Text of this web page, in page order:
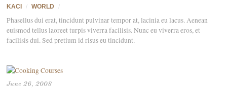
KACI / WORLD /
Phasellus dui erat, tincidunt pulvinar tempor at, lacinia eu lacus. Aenean
euismod tellus laoreet turpis viverra facilisis. Nunc eu viverra eros, et
facilisis dui. Sed pretium id risus eu tincidunt.
June 26, 2008